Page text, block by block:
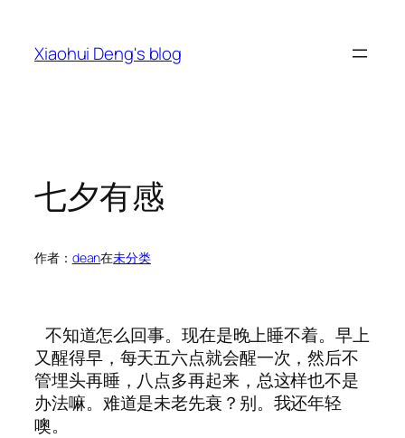
Xiaohui Deng's blog
七夕有感
作者： dean在未分类
不知道怎么回事。现在是晚上睡不着。早上
又醒得早，每天五六点就会醒一次，然后不
管埋头再睡，八点多再起来，总这样也不是
办法嘛。难道是未老先衰？别。我还年轻
噢。